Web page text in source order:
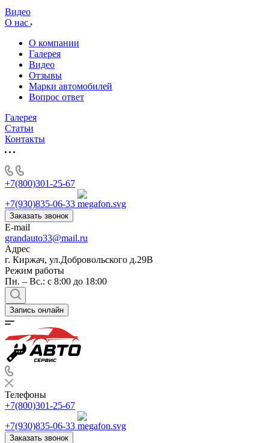
Видео
О нас
О компании
Галерея
Видео
Отзывы
Марки автомобилей
Вопрос ответ
Галерея
Статьи
Контакты
+7(800)301-25-67
+7(930)835-06-33
Заказать звонок
E-mail
grandauto33@mail.ru
Адрес
г. Киржач, ул.Добровольского д.29В
Режим работы
Пн. – Вс.: с 8:00 до 18:00
Запись онлайн
Телефоны
+7(800)301-25-67
+7(930)835-06-33
Заказать звонок